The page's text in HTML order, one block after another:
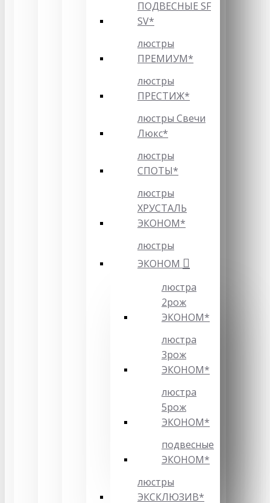
ПОДВЕСНЫЕ SF
SV*
люстры
ПРЕМИУМ*
люстры
ПРЕСТИЖ*
люстры Свечи
Люкс*
люстры
СПОТЫ*
люстры
ХРУСТАЛЬ
ЭКОНОМ*
люстры
ЭКОНОМ
люстра
2рож
ЭКОНОМ*
люстра
3рож
ЭКОНОМ*
люстра
5рож
ЭКОНОМ*
подвесные
ЭКОНОМ*
люстры
ЭКСКЛЮЗИВ*